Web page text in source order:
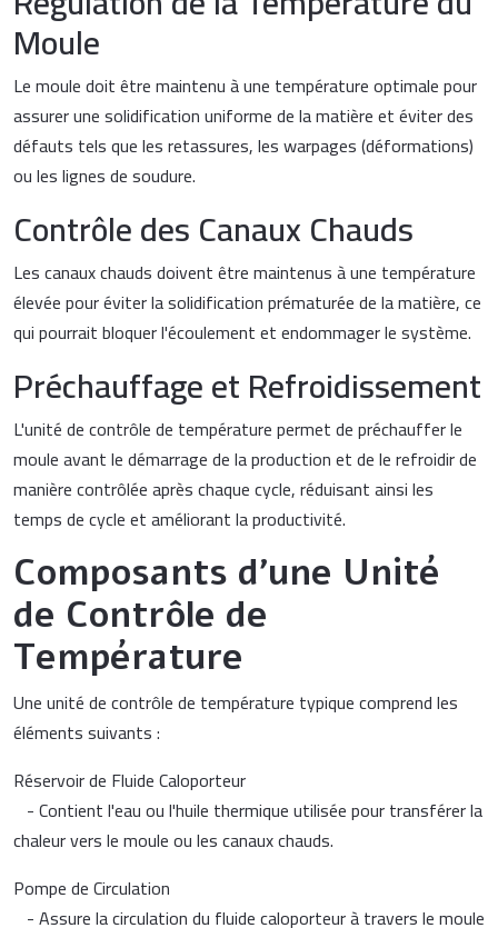
Moule
Le moule doit être maintenu à une température optimale pour
assurer une solidification uniforme de la matière et éviter des
défauts tels que les retassures, les warpages (déformations)
ou les lignes de soudure.
Contrôle des Canaux Chauds
Les canaux chauds doivent être maintenus à une température
élevée pour éviter la solidification prématurée de la matière, ce
qui pourrait bloquer l'écoulement et endommager le système.
Préchauffage et Refroidissement
L'unité de contrôle de température permet de préchauffer le
moule avant le démarrage de la production et de le refroidir de
manière contrôlée après chaque cycle, réduisant ainsi les
temps de cycle et améliorant la productivité.
Composants d'une Unité
de Contrôle de
Température
Une unité de contrôle de température typique comprend les
éléments suivants :
Réservoir de Fluide Caloporteur
- Contient l'eau ou l'huile thermique utilisée pour transférer la
chaleur vers le moule ou les canaux chauds.
Pompe de Circulation
- Assure la circulation du fluide caloporteur à travers le moule